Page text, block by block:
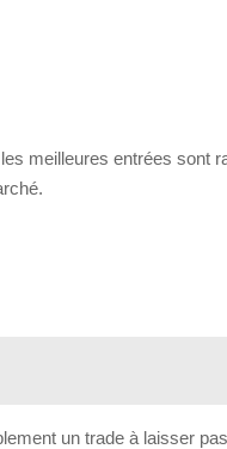
meilleures entrées sont
un trade à laisser